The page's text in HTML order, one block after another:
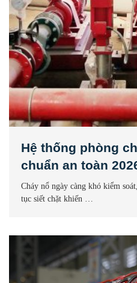
Hệ thống phòng
chuẩn an toàn
Cháy nổ ngày càng khó kiểm
tục siết chặt khiến …